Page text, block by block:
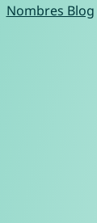
Nombres Blog